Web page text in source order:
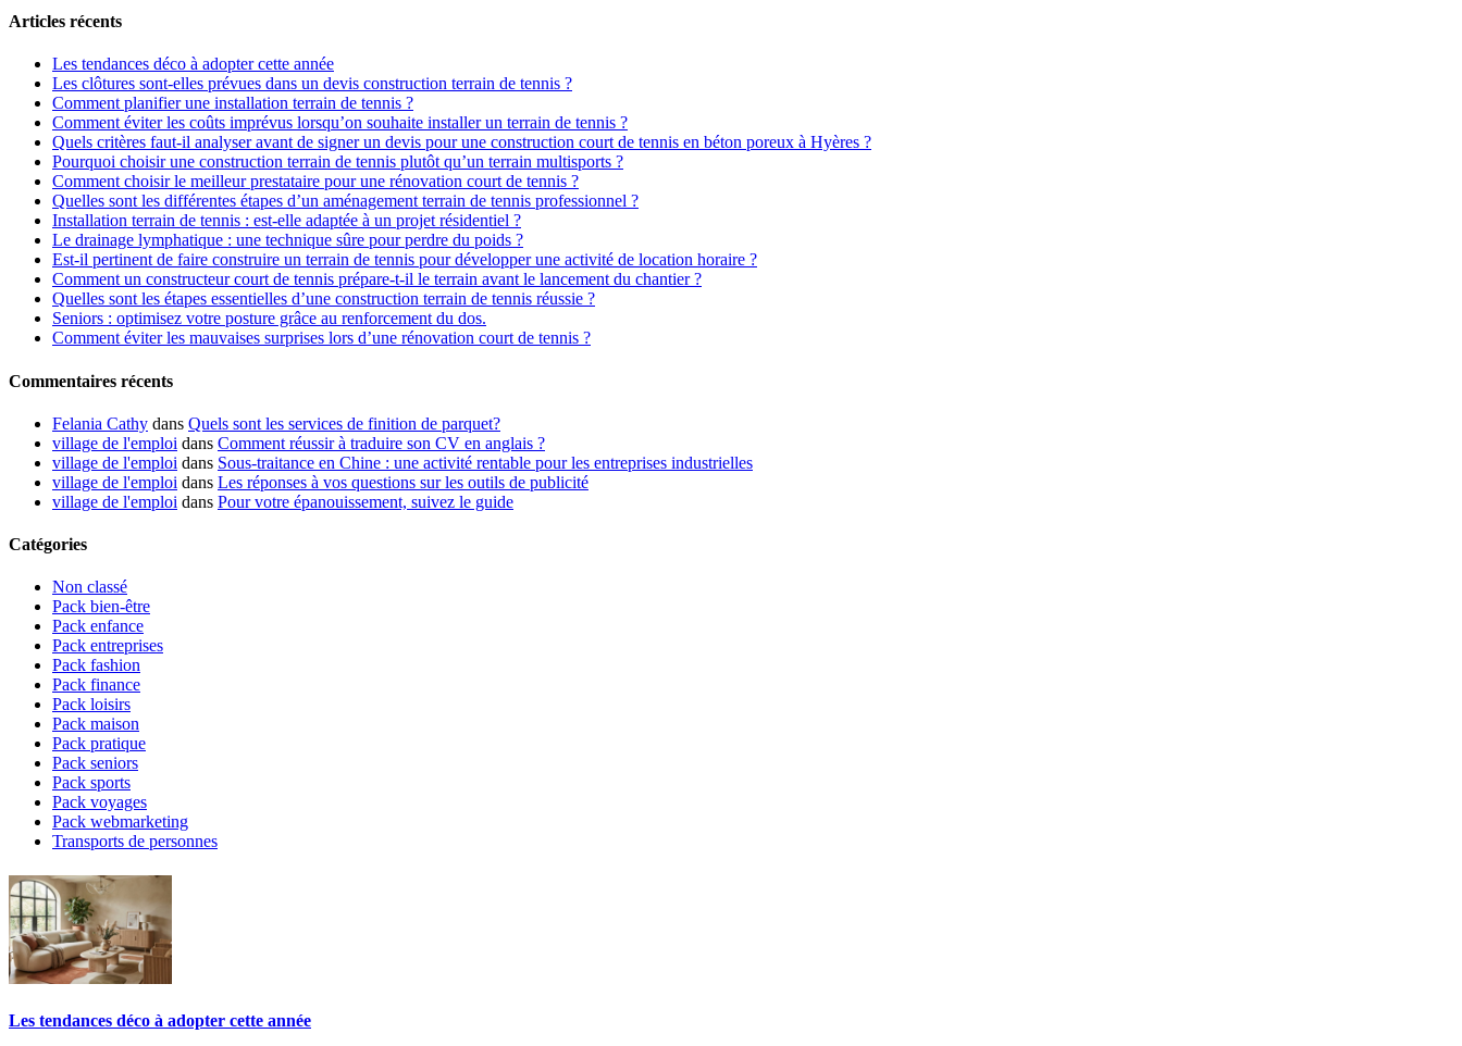
Articles récents
Les tendances déco à adopter cette année
Les clôtures sont-elles prévues dans un devis construction terrain de tennis ?
Comment planifier une installation terrain de tennis ?
Comment éviter les coûts imprévus lorsqu’on souhaite installer un terrain de tennis ?
Quels critères faut-il analyser avant de signer un devis pour une construction court de tennis en béton poreux à Hyères ?
Pourquoi choisir une construction terrain de tennis plutôt qu’un terrain multisports ?
Comment choisir le meilleur prestataire pour une rénovation court de tennis ?
Quelles sont les différentes étapes d’un aménagement terrain de tennis professionnel ?
Installation terrain de tennis : est-elle adaptée à un projet résidentiel ?
Le drainage lymphatique : une technique sûre pour perdre du poids ?
Est-il pertinent de faire construire un terrain de tennis pour développer une activité de location horaire ?
Comment un constructeur court de tennis prépare-t-il le terrain avant le lancement du chantier ?
Quelles sont les étapes essentielles d’une construction terrain de tennis réussie ?
Seniors : optimisez votre posture grâce au renforcement du dos.
Comment éviter les mauvaises surprises lors d’une rénovation court de tennis ?
Commentaires récents
Felania Cathy dans Quels sont les services de finition de parquet?
village de l'emploi dans Comment réussir à traduire son CV en anglais ?
village de l'emploi dans Sous-traitance en Chine : une activité rentable pour les entreprises industrielles
village de l'emploi dans Les réponses à vos questions sur les outils de publicité
village de l'emploi dans Pour votre épanouissement, suivez le guide
Catégories
Non classé
Pack bien-être
Pack enfance
Pack entreprises
Pack fashion
Pack finance
Pack loisirs
Pack maison
Pack pratique
Pack seniors
Pack sports
Pack voyages
Pack webmarketing
Transports de personnes
Les tendances déco à adopter cette année